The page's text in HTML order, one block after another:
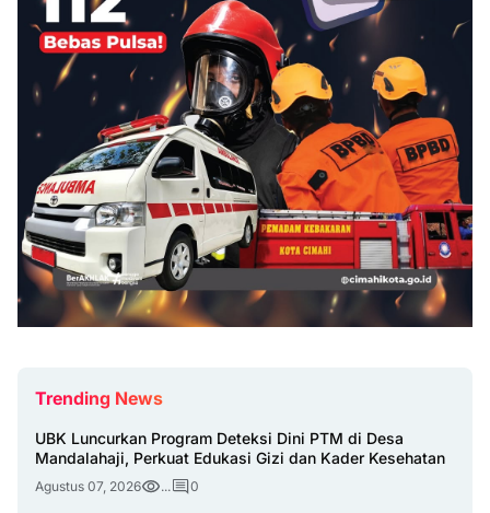
Trending News
UBK Luncurkan Program Deteksi Dini PTM di Desa
Mandalahaji, Perkuat Edukasi Gizi dan Kader Kesehatan
Agustus 07, 2026 ... 0